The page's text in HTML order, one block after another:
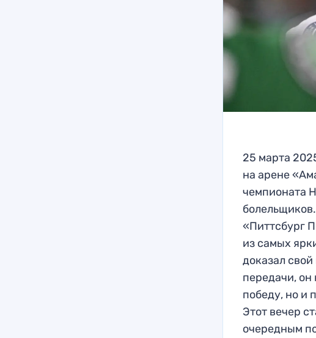
25 марта
на арене
чемпионата
«Питтсбург
из самых
доказал
передачи, он
победу, но и
Этот вечер
очередным